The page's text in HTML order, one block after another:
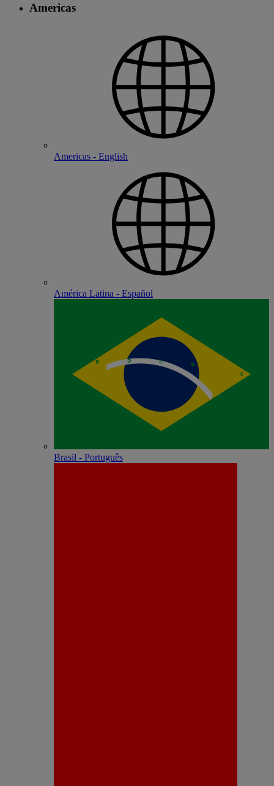
Americas
Americas - English
América Latina - Español
Brasil - Português